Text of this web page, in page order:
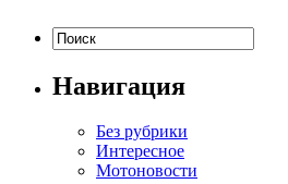
Навигация
Без рубрики
Интересное
Мотоновости